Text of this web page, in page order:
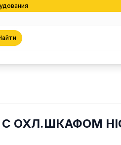
ОХЛ.ШКАФОМ